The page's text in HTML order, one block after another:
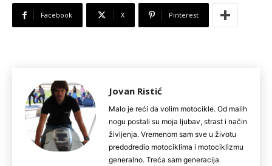
Facebook X Pinterest
Jovan Ristić
Malo je reći da volim motocikle. Od malih
nogu postali su moja ljubav, strast i način
življenja. Vremenom sam sve u životu
predodredio motociklima i motociklizmu
generalno. Treća sam generacija